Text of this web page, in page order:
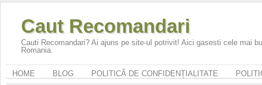
Caut Recomandari
Cauti Recomandari? Ai ajuns pe site-ul potrivit! Aici gasesti cele mai
Romania.
HOME BLOG POLITICĂ DE CONFIDENȚIALITATE